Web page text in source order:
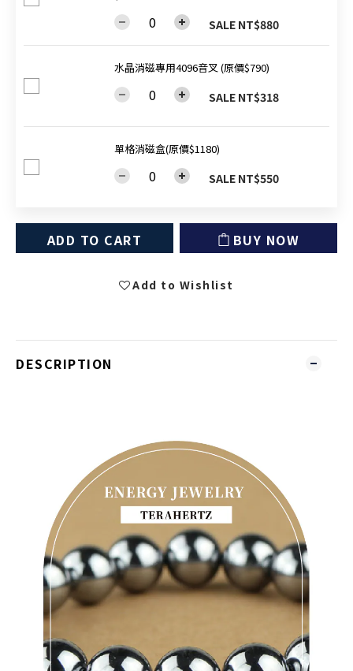
SALE NT$880
水晶消磁專用4096音叉 (原價$790)
SALE NT$318
單格消磁盒(原價$1180)
SALE NT$550
ADD TO CART BUY NOW
Add to Wishlist
DESCRIPTION